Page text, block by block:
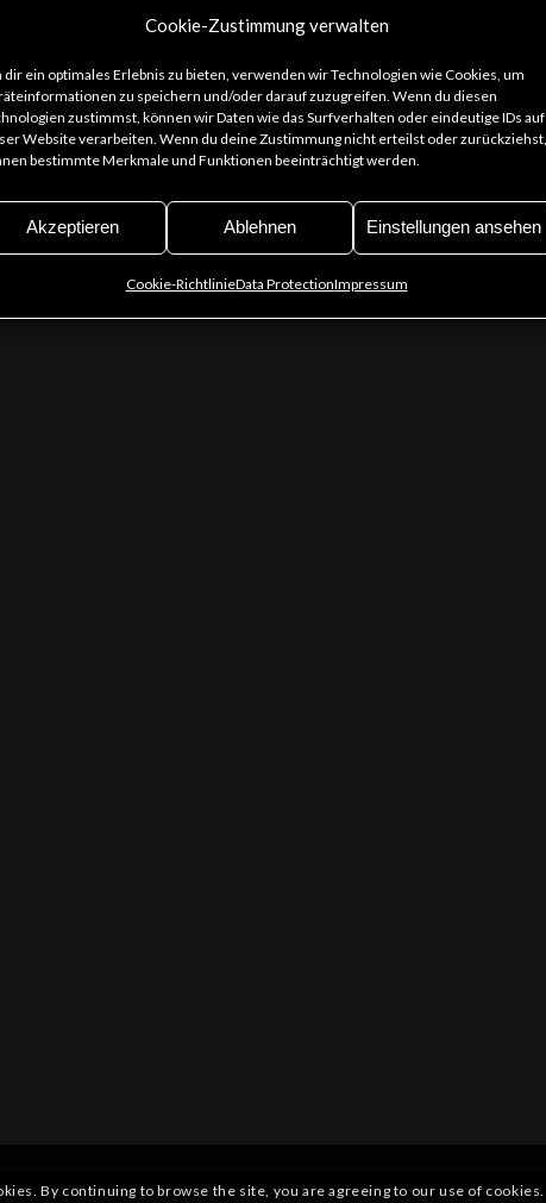
Cookie-Zustimmung verwalten
dir ein optimales Erlebnis zu bieten, verwenden wir Technologien wie Cookies, um
zu speichern und/oder darauf zuzugreifen. Wenn du diesen
zustimmst, können wir Daten wie das Surfverhalten oder eindeutige IDs auf
Website verarbeiten. Wenn du deine Zustimmung nicht erteilst oder zurückziehst,
bestimmte Merkmale und Funktionen beeinträchtigt werden.
Akzeptieren Ablehnen Einstellungen ansehen
Cookie-RichtlinieData ProtectionImpressum
By continuing to browse the site, you are agreeing to our use of cookies.